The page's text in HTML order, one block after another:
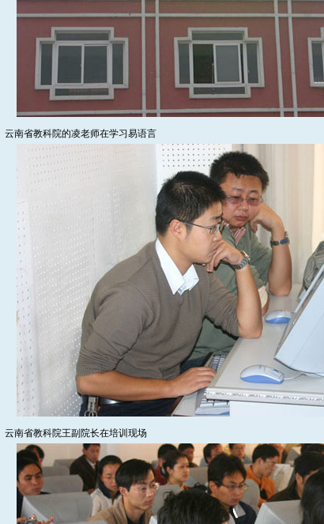
云南省教科院的凌老师在学习易语言
云南省教科院王副院长在培训现场